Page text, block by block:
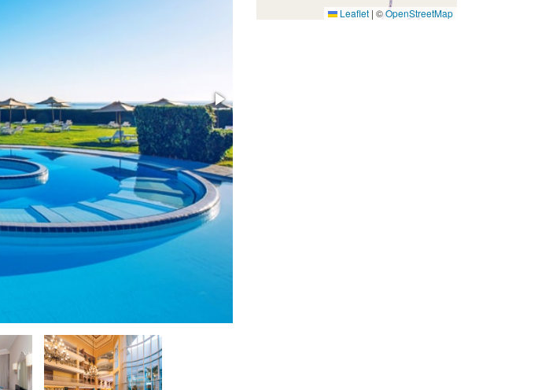
Leaflet | ©OpenStreetMap